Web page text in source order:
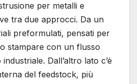
per metalli e
tra due approcci. Da un
preformulati, pensati per
stampare con un flusso
Dall’altro lato c’è
del feedstock, più